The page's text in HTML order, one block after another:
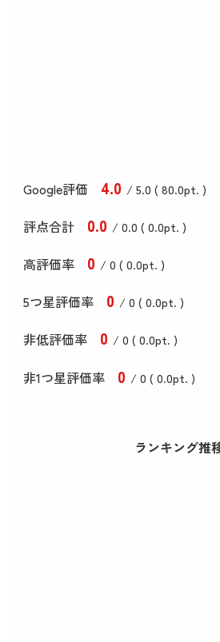
Google評価 4.0 / 5.0 ( 80.0pt. )
評点合計 0.0 / 0.0 ( 0.0pt. )
高評価率 0 / 0 ( 0.0pt. )
5つ星評価率 0 / 0 ( 0.0pt. )
非低評価率 0 / 0 ( 0.0pt. )
非1つ星評価率 0 / 0 ( 0.0pt. )
ランキング推